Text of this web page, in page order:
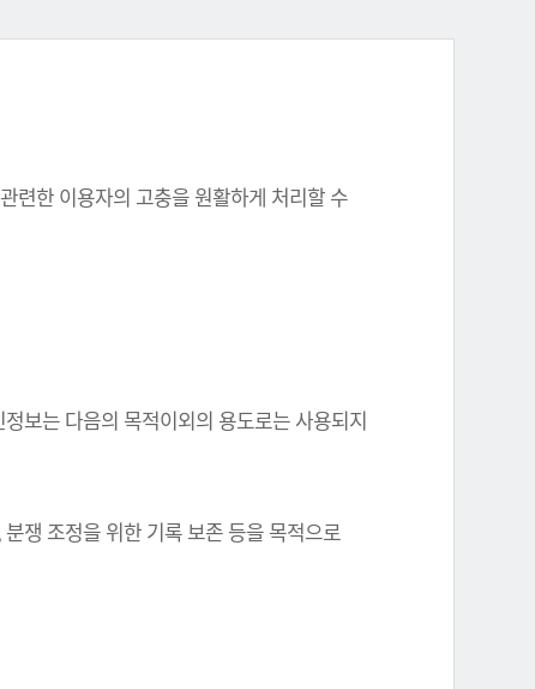
련한 이용자의 고충을 원활하게 처리할 수
보는 다음의 목적이외의 용도로는 사용되지
쟁 조정을 위한 기록 보존 등을 목적으로